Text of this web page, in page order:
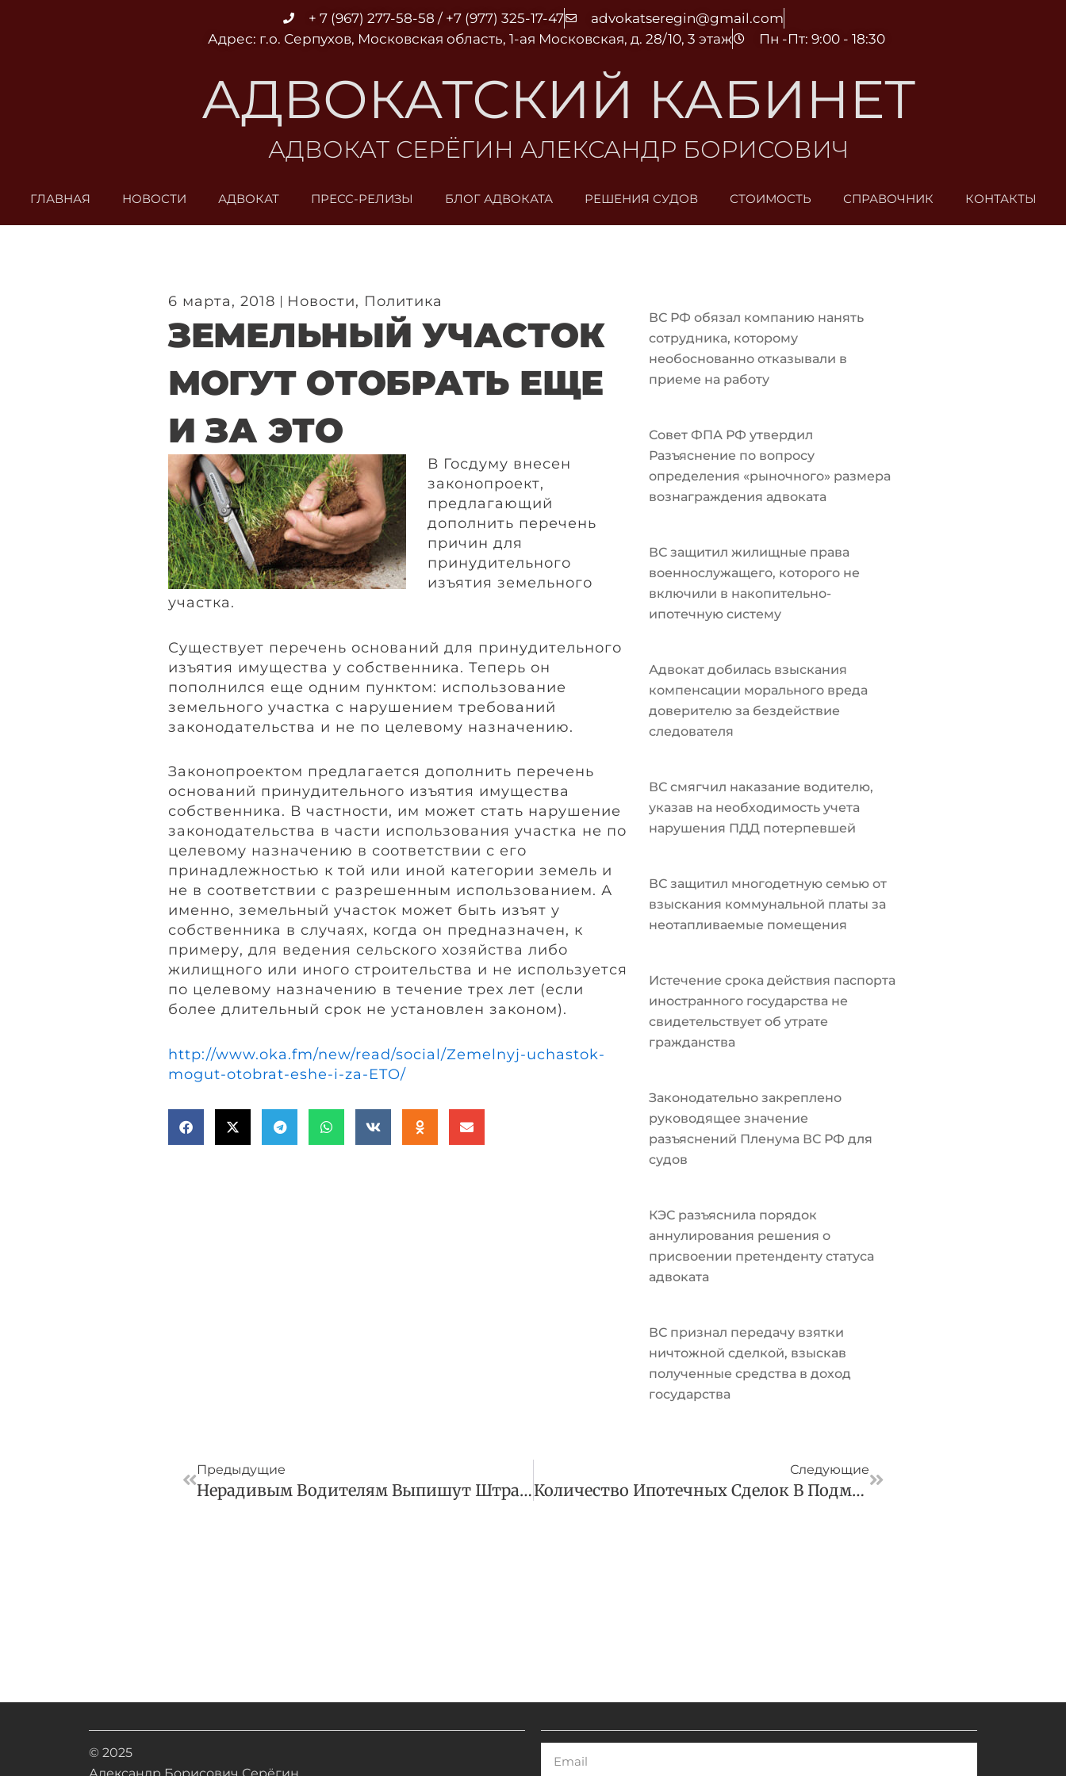
+ 7 (967) 277-58-58 / +7 (977) 325-17-47
advokatseregin@gmail.com
Адрес: г.о. Серпухов, Московская область, 1-ая Московская, д. 28/10, 3 этаж
Пн -Пт: 9:00 - 18:30
АДВОКАТСКИЙ КАБИНЕТ
АДВОКАТ СЕРЁГИН АЛЕКСАНДР БОРИСОВИЧ
ГЛАВНАЯ НОВОСТИ АДВОКАТ ПРЕСС-РЕЛИЗЫ БЛОГ АДВОКАТА РЕШЕНИЯ СУДОВ СТОИМОСТЬ СПРАВОЧНИК КОНТАКТЫ
6 марта, 2018 Новости, Политика
ЗЕМЕЛЬНЫЙ УЧАСТОК
МОГУТ ОТОБРАТЬ ЕЩЕ
И ЗА ЭТО
В Госдуму внесен
законопроект,
предлагающий
дополнить перечень
причин для
принудительного
изъятия земельного
участка.
Существует перечень оснований для принудительного
изъятия имущества у собственника. Теперь он
пополнился еще одним пунктом: использование
земельного участка с нарушением требований
законодательства и не по целевому назначению.
Законопроектом предлагается дополнить перечень
оснований принудительного изъятия имущества
собственника. В частности, им может стать нарушение
законодательства в части использования участка не по
целевому назначению в соответствии с его
принадлежностью к той или иной категории земель и
не в соответствии с разрешенным использованием. А
именно, земельный участок может быть изъят у
собственника в случаях, когда он предназначен, к
примеру, для ведения сельского хозяйства либо
жилищного или иного строительства и не используется
по целевому назначению в течение трех лет (если
более длительный срок не установлен законом).
http://www.oka.fm/new/read/social/Zemelnyj-uchastok-
mogut-otobrat-eshe-i-za-ETO/
ВС РФ обязал компанию нанять
сотрудника, которому
необоснованно отказывали в
приеме на работу
Совет ФПА РФ утвердил
Разъяснение по вопросу
определения «рыночного» размера
вознаграждения адвоката
ВС защитил жилищные права
военнослужащего, которого не
включили в накопительно-
ипотечную систему
Адвокат добилась взыскания
компенсации морального вреда
доверителю за бездействие
следователя
ВС смягчил наказание водителю,
указав на необходимость учета
нарушения ПДД потерпевшей
ВС защитил многодетную семью от
взыскания коммунальной платы за
неотапливаемые помещения
Истечение срока действия паспорта
иностранного государства не
свидетельствует об утрате
гражданства
Законодательно закреплено
руководящее значение
разъяснений Пленума ВС РФ для
судов
КЭС разъяснила порядок
аннулирования решения о
присвоении претенденту статуса
адвоката
ВС признал передачу взятки
ничтожной сделкой, взыскав
полученные средства в доход
государства
Предыдущие
Нерадивым Водителям Выпишут Штрафы
Следующие
Количество Ипотечных Сделок В Подмосковье Выросло Почти На 40%
© 2025